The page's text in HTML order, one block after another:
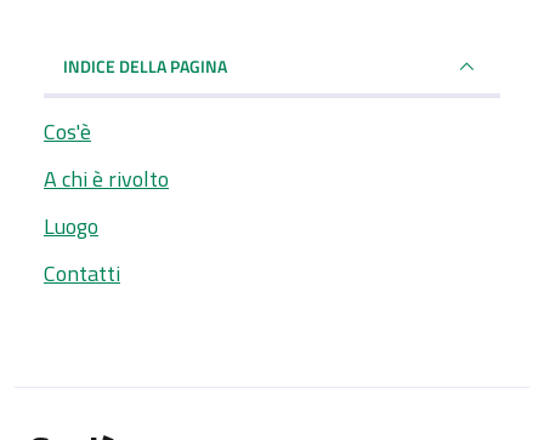
INDICE DELLA PAGINA
Cos'è
A chi è rivolto
Luogo
Contatti